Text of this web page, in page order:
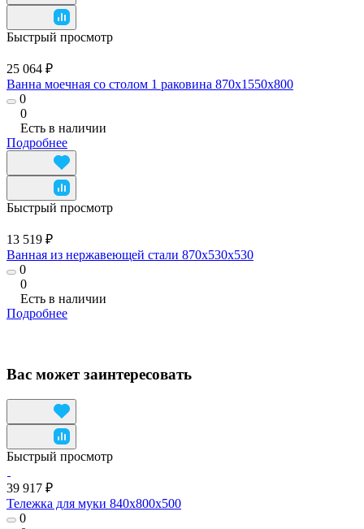
Быстрый просмотр
25 064 ₽
Ванна моечная со столом 1 раковина 870x1550x800
0
0
Есть в наличии
Подробнее
Быстрый просмотр
13 519 ₽
Ванная из нержавеющей стали 870x530x530
0
0
Есть в наличии
Подробнее
Вас может заинтересовать
Быстрый просмотр
39 917 ₽
Тележка для муки 840x800x500
0